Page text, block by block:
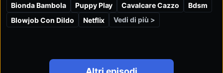
disconnettermi, mando foto quando ne ho voglia o
quando mi dimentico che dovrei comportarmi in modo
ragazza" troppo in fretta ti risponderò "dimostralo" e
poi sparirò per tre ore, rispondo lentamente ma leggo
Bionda Bambola
Puppy Play Cavalcare Cazzo
Bdsm
Blowjob Con Dildo
Netflix Vedi di più >